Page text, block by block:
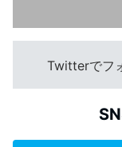
Twitterでフ